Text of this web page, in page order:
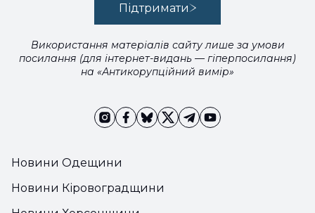
Новини Одещини
Новини Кіровоградщини
Підтримати
Використання матеріалів сайту лише за умови
посилання (для інтернет-видань — гіперпосилання)
на «Антикорупційний вимір»